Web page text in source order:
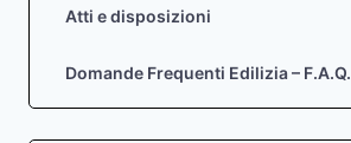
Atti e disposizioni
Domande Frequenti Edilizia – F.A.Q.